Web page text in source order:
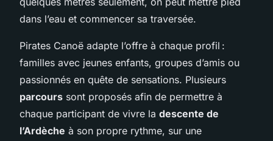
dans l’eau et commencer sa traversée.
Pirates Canoë adapte l’offre à chaque profil :
familles avec jeunes enfants, groupes d’amis ou
passionnés en quête de sensations. Plusieurs
parcours sont proposés afin de permettre à
chaque participant de vivre la descente de
l’Ardèche à son propre rythme, sur une